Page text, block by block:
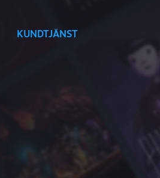
KUNDTJÄNST